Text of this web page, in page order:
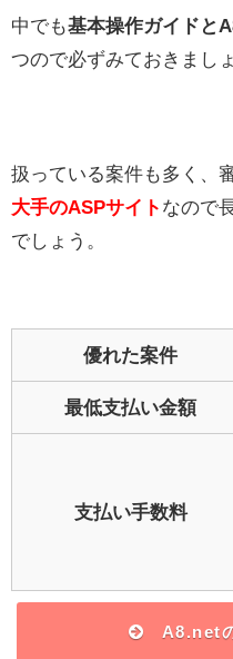
中でも基本操作ガイドと
つので必ずみておきましょ
扱っている案件も多く、
大手のASPサイト なので
でしょう。
優れた案件
最低支払い金額
支払い手数料
A8.net